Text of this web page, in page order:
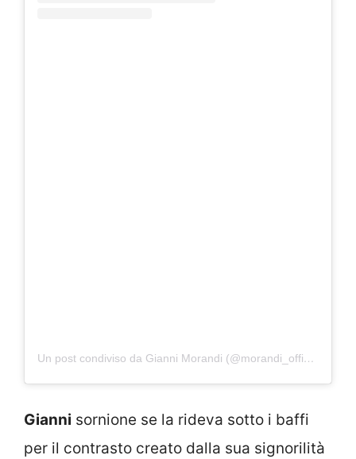
Un post condiviso da Gianni Morandi (@morandi_official)
Gianni sornione se la rideva sotto i baffi
per il contrasto creato dalla sua signorilità